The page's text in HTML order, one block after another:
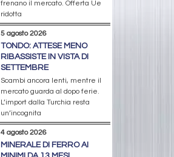
frenano il mercato. Offerta Ue
ridotta
5 agosto 2026
TONDO: ATTESE MENO
RIBASSISTE IN VISTA DI
SETTEMBRE
Scambi ancora lenti, mentre il
mercato guarda al dopo ferie.
L’import dalla Turchia resta
un’incognita
4 agosto 2026
MINERALE DI FERRO AI